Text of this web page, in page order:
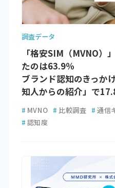
調査データ
「格安SIM（MVNO）
たのは63.9％
ブランド認知のきっか
知人からの紹介」で
# MVNO # 比較調査 # 通信
# 認知度